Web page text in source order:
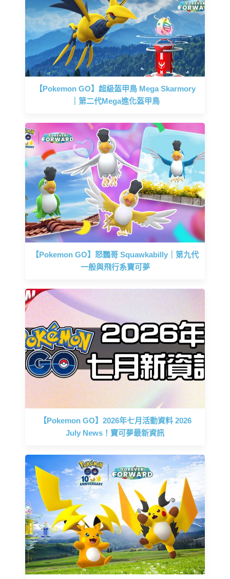
【Pokemon GO】超級盔甲鳥 Mega Skarmory
｜第二代Mega進化盔甲鳥
【Pokemon GO】怒鸚哥 Squawkabilly｜第九代
一般與飛行系寶可夢
【Pokemon GO】2026年七月活動資料 2026
July News！寶可夢最新資訊